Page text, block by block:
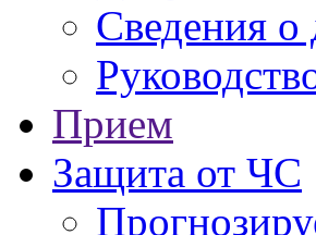
Сведения о
Прием
Защита от ЧС